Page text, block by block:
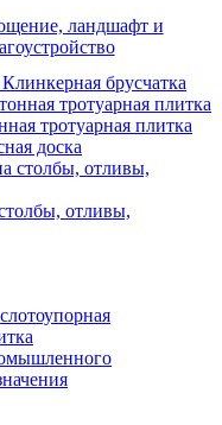
ландшафт и
Клинкерная брусчатка
тротуарная плитка
доска
отливы,